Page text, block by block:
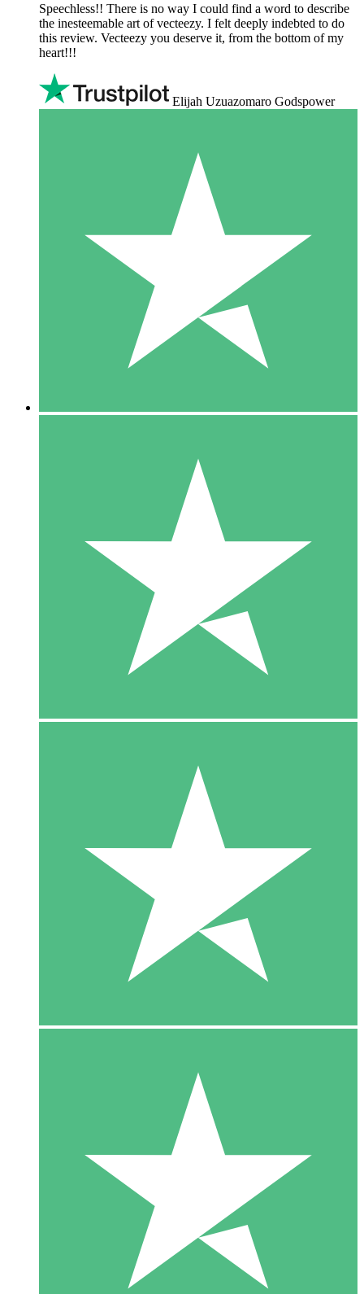
Speechless!! There is no way I could find a word to describe
the inesteemable art of vecteezy. I felt deeply indebted to do
this review. Vecteezy you deserve it, from the bottom of my
heart!!!
Elijah Uzuazomaro Godspower